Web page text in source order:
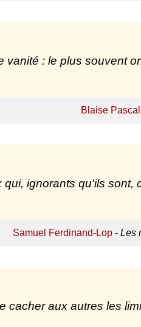
vanité : le plus souvent
Blaise Pascal
ignorants qu'ils sont,
Samuel Ferdinand-Lop- Les
cacher aux autres les